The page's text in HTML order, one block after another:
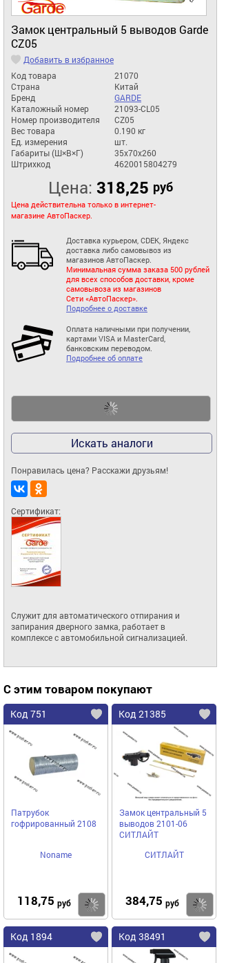
Замок центральный 5 выводов Garde
CZ05
Добавить в избранное
Код товара
21070
Страна
Китай
Бренд
GARDE
Каталожный номер
21093-CL05
Номер производителя
CZ05
Вес товара
0.190 кг
Ед. измерения
шт.
Габариты (Ш×В×Г)
35x70x260
Штрихкод
4620015804279
Цена: 318,25 руб
Цена действительна только в интернет-
магазине АвтоПаскер.
Доставка курьером, CDEK, Яндекс
доставка либо самовывоз из
магазинов АвтоПаскер.
Минимальная сумма заказа 500 рублей
для всех способов доставки, кроме
самовывоза из магазинов
Сети «АвтоПаскер».
Подробнее о доставке
Оплата наличными при получении,
картами VISA и MasterCard,
банковским переводом.
Подробнее об оплате
Искать аналоги
Понравилась цена? Расскажи друзьям!
Сертификат:
Служит для автоматического отпирания и
запирания дверного замка, работает в
комплексе с автомобильной сигнализацией.
С этим товаром покупают
Код 751
Патрубок
гофрированный 2108
Noname
118,75 руб Купить
Код 21385
Замок центральный 5
выводов 2101-06
СИТЛАЙТ
СИТЛАЙТ
384,75 руб
Код 1894 Код 38491